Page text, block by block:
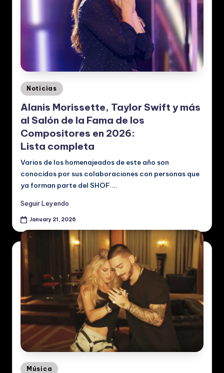
Posted
in
Noticias
Alanis Morissette, Taylor Swift y más
al Salón de la Fama de los
Compositores en 2026:
Lista completa
Varios de los homenajeados de este año son
conocidos por sus colaboraciones con personas que
ya forman parte del SHOF.…
Seguir Leyendo
January 21, 2026
Posted
Música